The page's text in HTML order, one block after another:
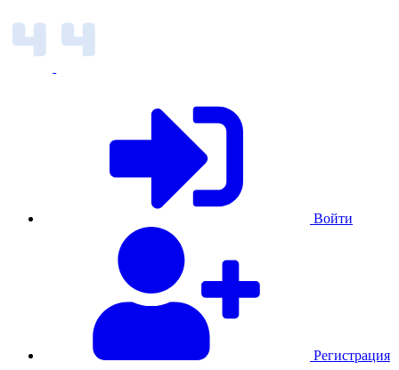
Войти
Регистрация